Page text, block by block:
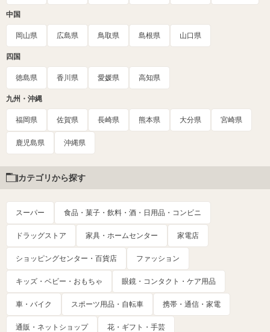
中国
岡山県 広島県 鳥取県 島根県 山口県
四国
徳島県 香川県 愛媛県 高知県
九州・沖縄
福岡県 佐賀県 長崎県 熊本県 大分県 宮崎県
鹿児島県 沖縄県
カテゴリから探す
スーパー 食品・菓子・飲料・酒・日用品・コンビニ
ドラッグストア 家具・ホームセンター 家電店
ショッピングセンター・百貨店 ファッション
キッズ・ベビー・おもちゃ 眼鏡・コンタクト・ケア用品
車・バイク スポーツ用品・自転車 携帯・通信・家電
通販・ネットショップ 花・ギフト・手芸